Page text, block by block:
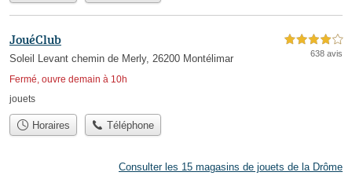
JouéClub
Soleil Levant chemin de Merly, 26200 Montélimar
Fermé, ouvre demain à 10h
4,0 étoiles sur 5
638 avis
jouets
Horaires Téléphone
Consulter les 15 magasins de jouets de la Drôme